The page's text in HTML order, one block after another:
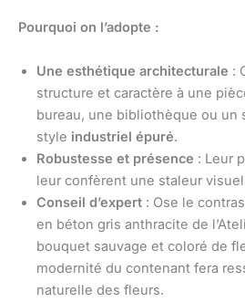
Pourquoi on l’adopte :
Une esthétique architecturale :
structure et caractère à une
bureau, une bibliothèque ou un
style industriel épuré.
Robustesse et présence : Leur
leur confèrent une staleur
Conseil d’expert : Ose le
en béton gris anthracite de
bouquet sauvage et coloré de
modernité du contenant fera
naturelle des fleurs.